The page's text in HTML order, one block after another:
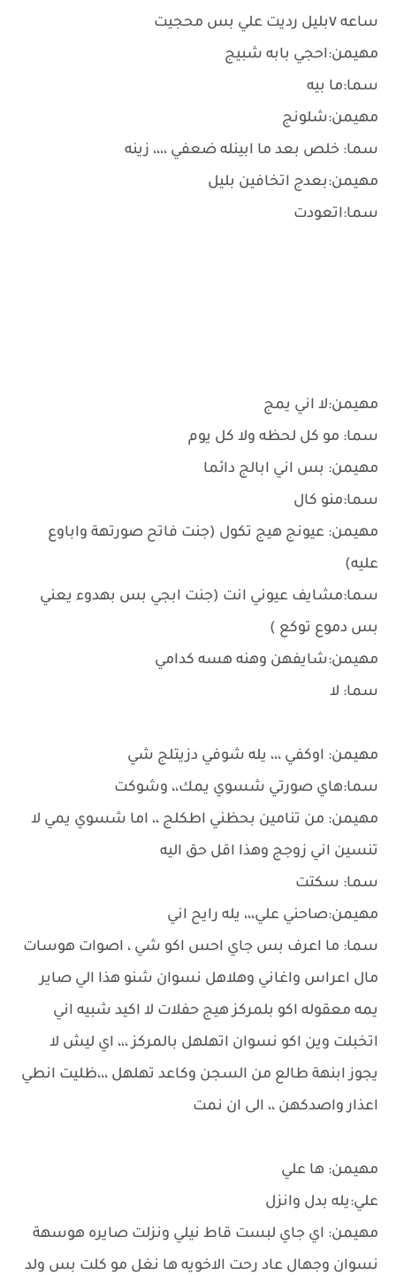
ساعه ٧بليل رديت علي بس محجيت
مهيمن:احجي بابه شبيج
سما:ما بيه
مهيمن:شلونج
سما: خلص بعد ما ابينله ضعفي ،،،، زينه
مهيمن:بعدج اتخافين بليل
سما:اتعودت
مهيمن:لا اني يمج
سما: مو كل لحظه ولا كل يوم
مهيمن: بس اني ابالج دائما
سما:منو كال
مهيمن: عيونج هيج تكول (جنت فاتح صورتهة واباوع
عليه)
سما:مشايف عيوني انت (جنت ابجي بس بهدوء يعني
بس دموع توكع )
مهيمن:شايفهن وهنه هسه كدامي
سما: لا
مهيمن: اوكفي ،،، يله شوفي دزيتلج شي
سما:هاي صورتي شسوي يمك،، وشوكت
مهيمن: من تنامين بحظني اطكلج ،، اما شسوي يمي لا
تنسين اني زوجج وهذا اقل حق اليه
سما: سكتت
مهيمن:صاحني علي،،، يله رايح اني
سما: ما اعرف بس جاي احس اكو شي ، اصوات هوسات
مال اعراس واغاني وهلاهل نسوان شنو هذا الي صاير
يمه معقوله اكو بلمركز هيج حفلات لا اكيد شبيه اني
اتخبلت وين اكو نسوان اتهلهل بالمركز ،،، اي ليش لا
يجوز ابنهة طالع من السجن وكاعد تهلهل ،،،ظليت انطي
اعذار واصدكهن ،، الى ان نمت
مهيمن: ها علي
علي:يله بدل وانزل
مهيمن: اي جاي لبست قاط نيلي ونزلت صايره هوسهة
نسوان وجهال عاد رحت الاخويه ها نغل مو كلت بس ولد